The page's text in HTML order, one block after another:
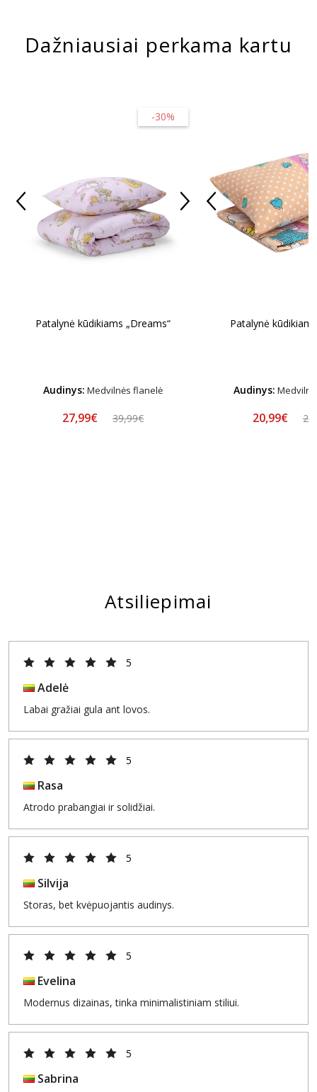
Dažniausiai perkama kartu
-30%
Patalynė kūdikiams „Dreams“
Audinys: Medvilnės flanelė
27,99€ 39,99€
Patalynė
Audinys:
20,99€
Atsiliepimai
5
Adelė
Labai gražiai gula ant lovos.
5
Rasa
Atrodo prabangiai ir solidžiai.
5
Silvija
Storas, bet kvėpuojantis audinys.
5
Evelina
Modernus dizainas, tinka minimalistiniam stiliui.
5
Sabrina